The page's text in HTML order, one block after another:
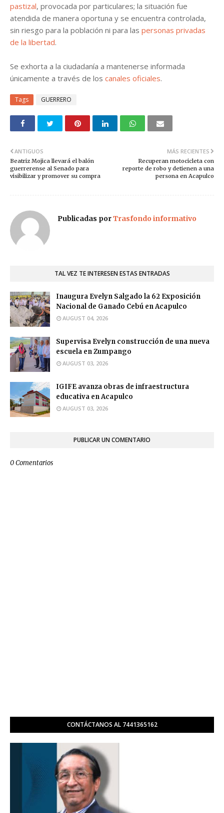
pastizal, provocada por particulares; la situación fue
atendida de manera oportuna y se encuentra controlada,
sin riesgo para la población ni para las personas privadas
de la libertad.
Se exhorta a la ciudadanía a mantenerse informada
únicamente a través de los canales oficiales.
Tags GUERRERO
MÁS RECIENTES
Recuperan motocicleta con
reporte de robo y detienen a una
persona en Acapulco
ANTIGUOS
Beatriz Mojica llevará el balón
guerrerense al Senado para
visibilizar y promover su compra
Publicadas porTrasfondo informativo
TAL VEZ TE INTERESEN ESTAS ENTRADAS
Inaugura Evelyn Salgado la 62 Exposición
Nacional de Ganado Cebú en Acapulco
AUGUST 04, 2026
Supervisa Evelyn construcción de una nueva
escuela en Zumpango
AUGUST 03, 2026
IGIFE avanza obras de infraestructura
educativa en Acapulco
AUGUST 03, 2026
PUBLICAR UN COMENTARIO
0 Comentarios
CONTÁCTANOS AL 7441365162